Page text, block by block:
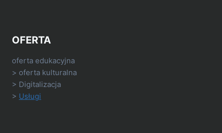
OFERTA
oferta edukacyjna
> oferta kulturalna
> Digitalizacja
> Usługi